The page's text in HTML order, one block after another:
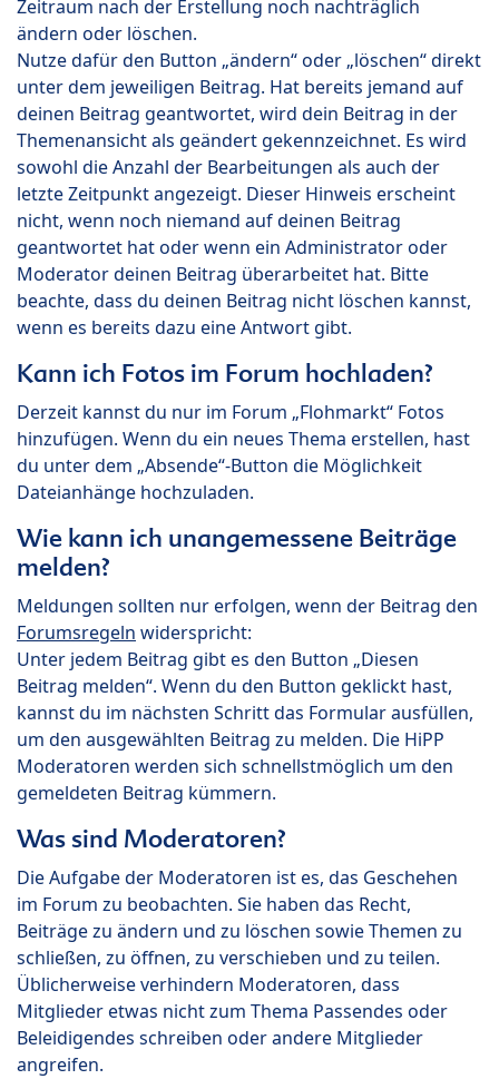
Zeitraum nach der Erstellung noch nachträglich
ändern oder löschen.
Nutze dafür den Button „ändern“ oder „löschen“ direkt
unter dem jeweiligen Beitrag. Hat bereits jemand auf
deinen Beitrag geantwortet, wird dein Beitrag in der
Themenansicht als geändert gekennzeichnet. Es wird
sowohl die Anzahl der Bearbeitungen als auch der
letzte Zeitpunkt angezeigt. Dieser Hinweis erscheint
nicht, wenn noch niemand auf deinen Beitrag
geantwortet hat oder wenn ein Administrator oder
Moderator deinen Beitrag überarbeitet hat. Bitte
beachte, dass du deinen Beitrag nicht löschen kannst,
wenn es bereits dazu eine Antwort gibt.
Kann ich Fotos im Forum hochladen?
Derzeit kannst du nur im Forum „Flohmarkt“ Fotos
hinzufügen. Wenn du ein neues Thema erstellen, hast
du unter dem „Absende“-Button die Möglichkeit
Dateianhänge hochzuladen.
Wie kann ich unangemessene Beiträge
melden?
Meldungen sollten nur erfolgen, wenn der Beitrag den
Forumsregeln widerspricht:
Unter jedem Beitrag gibt es den Button „Diesen
Beitrag melden“. Wenn du den Button geklickt hast,
kannst du im nächsten Schritt das Formular ausfüllen,
um den ausgewählten Beitrag zu melden. Die HiPP
Moderatoren werden sich schnellstmöglich um den
gemeldeten Beitrag kümmern.
Was sind Moderatoren?
Die Aufgabe der Moderatoren ist es, das Geschehen
im Forum zu beobachten. Sie haben das Recht,
Beiträge zu ändern und zu löschen sowie Themen zu
schließen, zu öffnen, zu verschieben und zu teilen.
Üblicherweise verhindern Moderatoren, dass
Mitglieder etwas nicht zum Thema Passendes oder
Beleidigendes schreiben oder andere Mitglieder
angreifen.